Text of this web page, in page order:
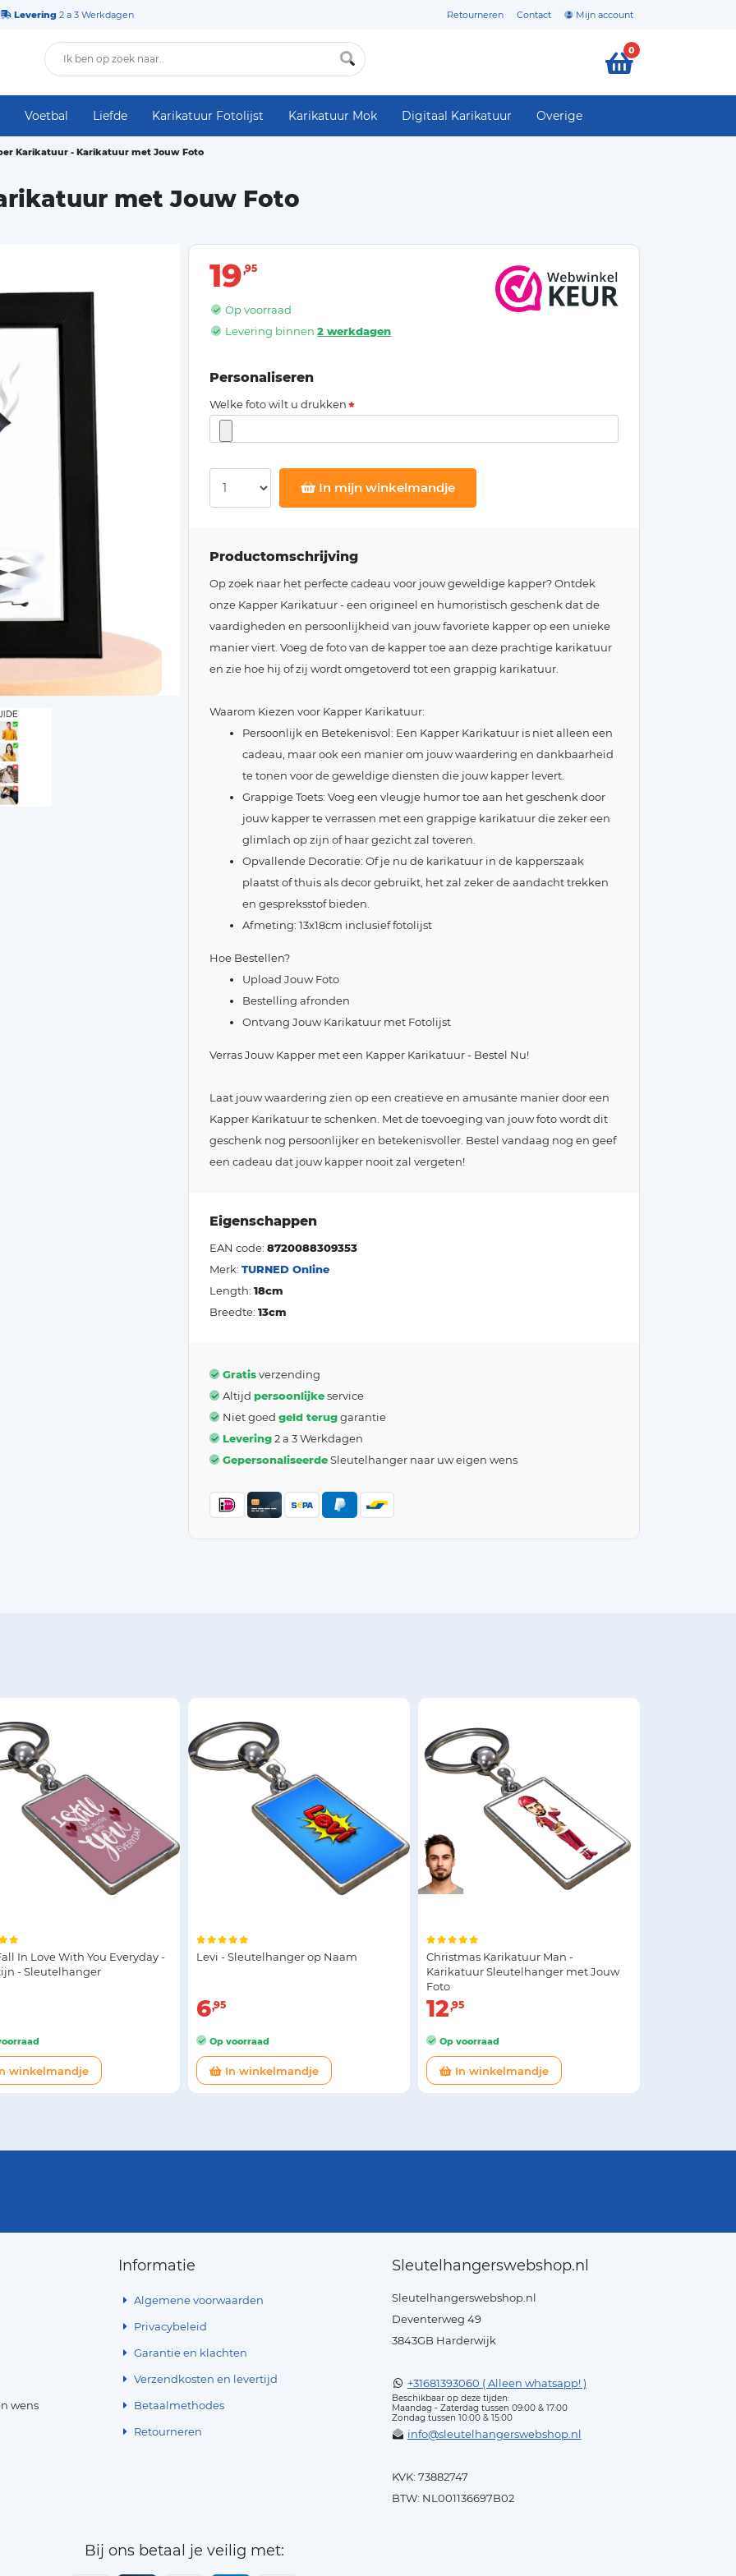
Levering 2 a 3 Werkdagen Retourneren Contact Mijn account
0
Voetbal Liefde Karikatuur Fotolijst Karikatuur Mok Digitaal Karikatuur Overige
Karikatuur - Karikatuur met Jouw Foto
met Jouw Foto
19 95
Op voorraad
Levering binnen2 werkdagen
Personaliseren
Welke foto wilt u drukken
In mijn winkelmandje
Productomschrijving
Op zoek naar het perfecte cadeau voor jouw geweldige kapper? Ontdek
onze Kapper Karikatuur - een origineel en humoristisch geschenk dat de
vaardigheden en persoonlijkheid van jouw favoriete kapper op een unieke
manier viert. Voeg de foto van de kapper toe aan deze prachtige karikatuur
en zie hoe hij of zij wordt omgetoverd tot een grappig karikatuur.
Waarom Kiezen voor Kapper Karikatuur:
Persoonlijk en Betekenisvol: Een Kapper Karikatuur is niet alleen een
cadeau, maar ook een manier om jouw waardering en dankbaarheid
te tonen voor de geweldige diensten die jouw kapper levert.
Grappige Toets: Voeg een vleugje humor toe aan het geschenk door
jouw kapper te verrassen met een grappige karikatuur die zeker een
glimlach op zijn of haar gezicht zal toveren.
Opvallende Decoratie: Of je nu de karikatuur in de kapperszaak
plaatst of thuis als decor gebruikt, het zal zeker de aandacht trekken
en gespreksstof bieden.
Afmeting: 13x18cm inclusief fotolijst
Hoe Bestellen?
Upload Jouw Foto
Bestelling afronden
Ontvang Jouw Karikatuur met Fotolijst
Verras Jouw Kapper met een Kapper Karikatuur - Bestel Nu!
Laat jouw waardering zien op een creatieve en amusante manier door een
Kapper Karikatuur te schenken. Met de toevoeging van jouw foto wordt dit
geschenk nog persoonlijker en betekenisvoller. Bestel vandaag nog en geef
een cadeau dat jouw kapper nooit zal vergeten!
Eigenschappen
EAN code: 8720088309353
Merk: TURNED Online
Length: 18cm
Breedte: 13cm
Gratisverzending
Altijd persoonlijkeservice
Niet goed geld teruggarantie
Levering2 a 3 Werkdagen
GepersonaliseerdeSleutelhanger naar uw eigen wens
In Love With You Everyday -
- Sleutelhanger
winkelmandje
Levi - Sleutelhanger op Naam
6 95
Op voorraad
In winkelmandje
Christmas Karikatuur Man -
Karikatuur Sleutelhanger met Jouw
Foto
12 95
Op voorraad
In winkelmandje
wens
Informatie
Algemene voorwaarden
Privacybeleid
Garantie en klachten
Verzendkosten en levertijd
Betaalmethodes
Retourneren
Sleutelhangerswebshop.nl
Sleutelhangerswebshop.nl
Deventerweg 49
3843GB Harderwijk
+31681393060 ( Alleen whatsapp! )
Beschikbaar op deze tijden:
Maandag - Zaterdag tussen 09:00 & 17:00
Zondag tussen 10:00 & 15:00
info@sleutelhangerswebshop.nl
KVK: 73882747
BTW: NL001136697B02
Bij ons betaal je veilig met: